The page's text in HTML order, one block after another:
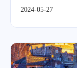
微
2024-05-27